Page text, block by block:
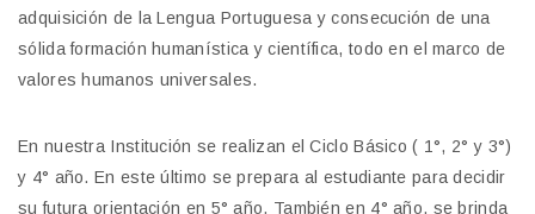
adquisición de la Lengua Portuguesa y consecución de una
sólida formación humanística y científica, todo en el marco de
valores humanos universales.
En nuestra Institución se realizan el Ciclo Básico ( 1°, 2° y 3°)
y 4° año. En este último se prepara al estudiante para decidir
su futura orientación en 5° año. También en 4° año, se brinda